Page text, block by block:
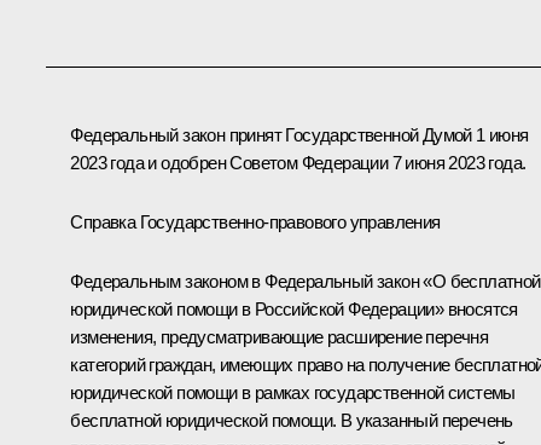
Федеральный закон принят Государственной Думой 1 июня
2023 года и одобрен Советом Федерации 7 июня 2023 года.
Справка Государственно-правового управления
Федеральным законом в Федеральный закон «О бесплатной
юридической помощи в Российской Федерации» вносятся
изменения, предусматривающие расширение перечня
категорий граждан, имеющих право на получение
юридической помощи в рамках государственной системы
бесплатной юридической помощи. В указанный перечень